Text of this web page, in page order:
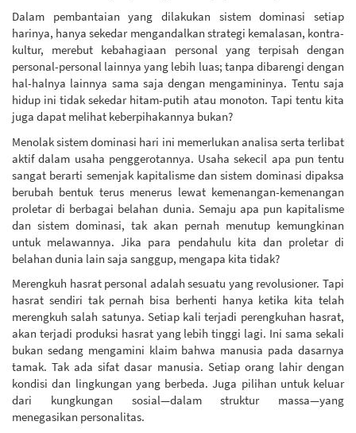
Dalam pembantaian yang dilakukan sistem dominasi setiap
harinya, hanya sekedar mengandalkan strategi kemalasan, kontra-
kultur, merebut kebahagiaan personal yang terpisah dengan
personal-personal lainnya yang lebih luas; tanpa dibarengi dengan
hal-halnya lainnya sama saja dengan mengamininya. Tentu saja
hidup ini tidak sekedar hitam-putih atau monoton. Tapi tentu kita
juga dapat melihat keberpihakannya bukan?
Menolak sistem dominasi hari ini memerlukan analisa serta terlibat
aktif dalam usaha penggerotannya. Usaha sekecil apa pun tentu
sangat berarti semenjak kapitalisme dan sistem dominasi dipaksa
berubah bentuk terus menerus lewat kemenangan-kemenangan
proletar di berbagai belahan dunia. Semaju apa pun kapitalisme
dan sistem dominasi, tak akan pernah menutup kemungkinan
untuk melawannya. Jika para pendahulu kita dan proletar di
belahan dunia lain saja sanggup, mengapa kita tidak?
Merengkuh hasrat personal adalah sesuatu yang revolusioner. Tapi
hasrat sendiri tak pernah bisa berhenti hanya ketika kita telah
merengkuh salah satunya. Setiap kali terjadi perengkuhan hasrat,
akan terjadi produksi hasrat yang lebih tinggi lagi. Ini sama sekali
bukan sedang mengamini klaim bahwa manusia pada dasarnya
tamak. Tak ada sifat dasar manusia. Setiap orang lahir dengan
kondisi dan lingkungan yang berbeda. Juga pilihan untuk keluar
dari kungkungan sosial—dalam struktur massa—yang
menegasikan personalitas.